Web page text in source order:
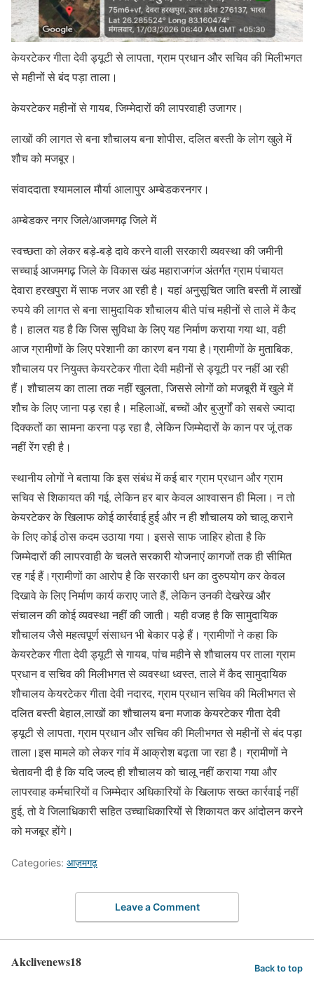
केयरटेकर गीता देवी ड्यूटी से लापता, ग्राम प्रधान और सचिव की मिलीभगत
से महीनों से बंद पड़ा ताला।
केयरटेकर महीनों से गायब, जिम्मेदारों की लापरवाही उजागर।
लाखों की लागत से बना शौचालय बना शोपीस, दलित बस्ती के लोग खुले में
शौच को मजबूर।
संवाददाता श्यामलाल मौर्या आलापुर अम्बेडकरनगर।
अम्बेडकर नगर जिले/आजमगढ़ जिले में
स्वच्छता को लेकर बड़े-बड़े दावे करने वाली सरकारी व्यवस्था की जमीनी
सच्चाई आजमगढ़ जिले के विकास खंड महाराजगंज अंतर्गत ग्राम पंचायत
देवारा हरखपुरा में साफ नजर आ रही है। यहां अनुसूचित जाति बस्ती में लाखों
रुपये की लागत से बना सामुदायिक शौचालय बीते पांच महीनों से ताले में कैद
है। हालत यह है कि जिस सुविधा के लिए यह निर्माण कराया गया था, वही
आज ग्रामीणों के लिए परेशानी का कारण बन गया है।ग्रामीणों के मुताबिक,
शौचालय पर नियुक्त केयरटेकर गीता देवी महीनों से ड्यूटी पर नहीं आ रही
हैं। शौचालय का ताला तक नहीं खुलता, जिससे लोगों को मजबूरी में खुले में
शौच के लिए जाना पड़ रहा है। महिलाओं, बच्चों और बुजुर्गों को सबसे ज्यादा
दिक्कतों का सामना करना पड़ रहा है, लेकिन जिम्मेदारों के कान पर जूं तक
नहीं रेंग रही है।
स्थानीय लोगों ने बताया कि इस संबंध में कई बार ग्राम प्रधान और ग्राम
सचिव से शिकायत की गई, लेकिन हर बार केवल आश्वासन ही मिला। न तो
केयरटेकर के खिलाफ कोई कार्रवाई हुई और न ही शौचालय को चालू कराने
के लिए कोई ठोस कदम उठाया गया। इससे साफ जाहिर होता है कि
जिम्मेदारों की लापरवाही के चलते सरकारी योजनाएं कागजों तक ही सीमित
रह गई हैं।ग्रामीणों का आरोप है कि सरकारी धन का दुरुपयोग कर केवल
दिखावे के लिए निर्माण कार्य कराए जाते हैं, लेकिन उनकी देखरेख और
संचालन की कोई व्यवस्था नहीं की जाती। यही वजह है कि सामुदायिक
शौचालय जैसे महत्वपूर्ण संसाधन भी बेकार पड़े हैं। ग्रामीणों ने कहा कि
केयरटेकर गीता देवी ड्यूटी से गायब, पांच महीने से शौचालय पर ताला ग्राम
प्रधान व सचिव की मिलीभगत से व्यवस्था ध्वस्त, ताले में कैद सामुदायिक
शौचालय केयरटेकर गीता देवी नदारद, ग्राम प्रधान सचिव की मिलीभगत से
दलित बस्ती बेहाल,लाखों का शौचालय बना मजाक केयरटेकर गीता देवी
ड्यूटी से लापता, ग्राम प्रधान और सचिव की मिलीभगत से महीनों से बंद पड़ा
ताला।इस मामले को लेकर गांव में आक्रोश बढ़ता जा रहा है। ग्रामीणों ने
चेतावनी दी है कि यदि जल्द ही शौचालय को चालू नहीं कराया गया और
लापरवाह कर्मचारियों व जिम्मेदार अधिकारियों के खिलाफ सख्त कार्रवाई नहीं
हुई, तो वे जिलाधिकारी सहित उच्चाधिकारियों से शिकायत कर आंदोलन करने
को मजबूर होंगे।
Categories: आज़मगढ़
Leave a Comment
Akclivenews18 Back to top